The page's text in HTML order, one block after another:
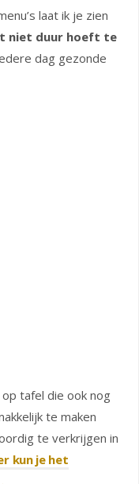
laat ik je zien
niet duur hoeft te
dag gezonde
tafel die ook nog
te maken
te verkrijgen in
kun je het